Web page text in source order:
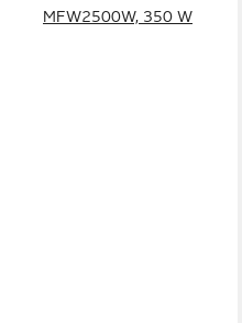
MFW2500W, 350 W